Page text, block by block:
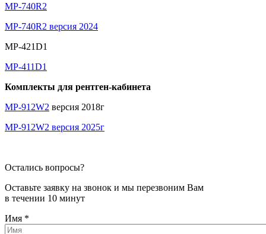
MP-740R2
MP-740R2 версия 2024
MP-421D1
MP-411D1
Комплекты для рентген-кабинета
MP-912W2 версия 2018г
MP-912W2 версия 2025г
Остались вопросы?
Оставьте заявку на звонок и мы перезвоним Вам
в течении 10 минут
Имя *